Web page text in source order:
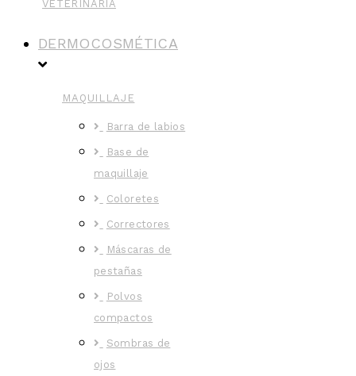
VETERINARIA
DERMOCOSMÉTICA
MAQUILLAJE
Barra de labios
Base de
maquillaje
Coloretes
Correctores
Máscaras de
pestañas
Polvos
compactos
Sombras de
ojos